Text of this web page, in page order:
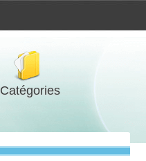
Catégories